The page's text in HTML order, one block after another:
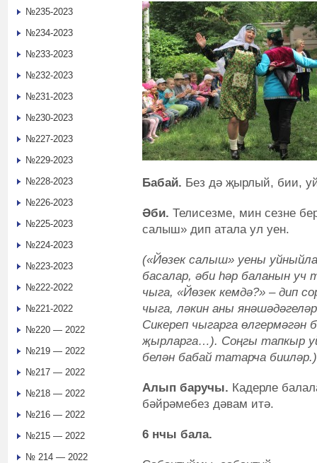
Бабай. Без дә җырлый, бии,
Әби. Телисезме, мин сезне
салыш» дип атала ул уен.
(«Йөзек салыш» уены
басалар, әби һәр баланын уч
чыга, «Йөзек кемдә?» – дип
чыга, ләкин аны
Сикереп чыгарга өлгермәгән
җырларга…). Соңгы тапкыр
белән бабай татарча бииләр.)
Алып баручы. Кадерле
бәйрәмебез дәвам итә.
6 нчы бала.
№235-2023
№234-2023
№233-2023
№232-2023
№231-2023
№230-2023
№227-2023
№229-2023
№228-2023
№226-2023
№225-2023
№224-2023
№223-2023
№222-2022
№221-2022
№220 — 2022
№219 — 2022
№217 — 2022
№218 — 2022
№216 — 2022
№215 — 2022
№ 214 — 2022